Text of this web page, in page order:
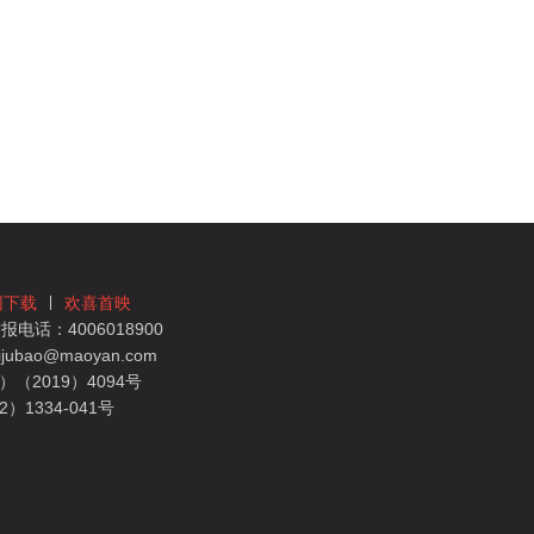
下载
欢喜首映
电话：4006018900
（2019）4094号
）1334-041号